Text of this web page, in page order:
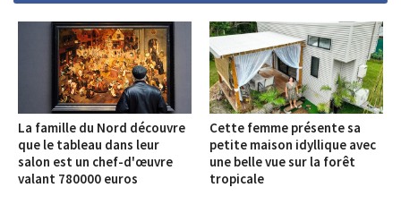
La famille du Nord découvre
que le tableau dans leur
salon est un chef-d'œuvre
valant 780000 euros
Cette femme présente sa
petite maison idyllique avec
une belle vue sur la forêt
tropicale